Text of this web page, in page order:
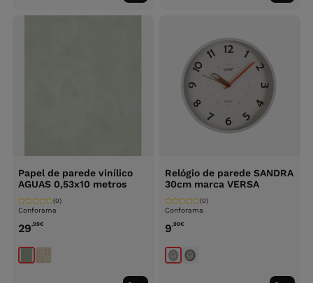
ao
carrinho
ao
Papel de parede vinílico
AGUAS 0,53x10 metros
Conforama
(0)
29,99€
Relógio de parede SANDRA
30cm marca VERSA
Conforama
(0)
9,99€